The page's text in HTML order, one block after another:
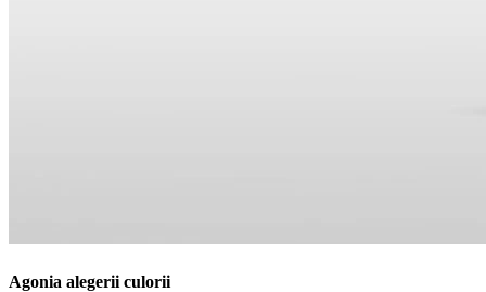
Agonia alegerii culorii